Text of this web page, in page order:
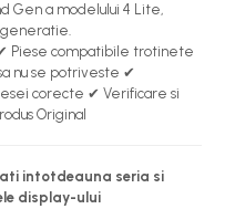
Gen a modelului 4 Lite,
Piese compatibile trotinete
nu se potriveste ✔
corecte ✔ Verificare si
Original
intotdeauna seria si
display-ului